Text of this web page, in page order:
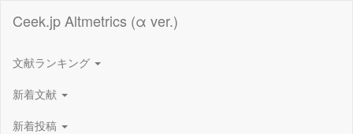
Ceek.jp Altmetrics (α ver.)
文献ランキング
新着文献
新着投稿